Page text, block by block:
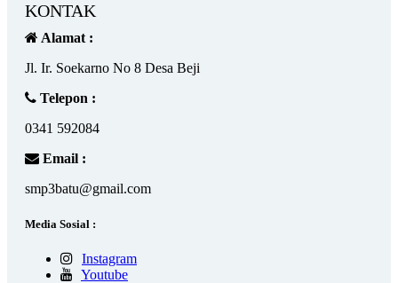
KONTAK
Alamat :
Jl. Ir. Soekarno No 8 Desa Beji
Telepon :
0341 592084
Email :
smp3batu@gmail.com
Media Sosial :
Instagram
Youtube